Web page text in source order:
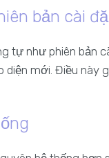
bản cài
tự như phiên bản
diện mới. Điều này